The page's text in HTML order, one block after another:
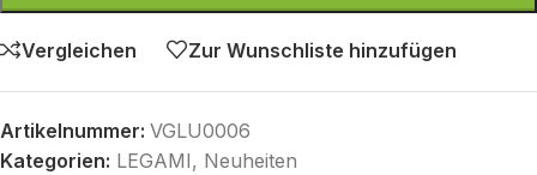
Vergleichen Zur Wunschliste hinzufügen
Artikelnummer: VGLU0006
Kategorien: LEGAMI, Neuheiten